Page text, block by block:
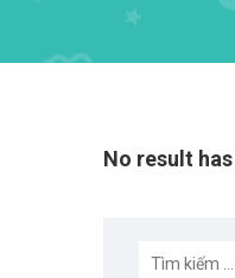
No result